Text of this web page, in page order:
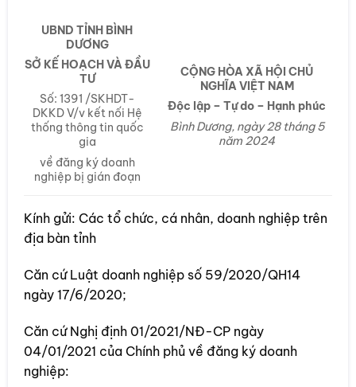
UBND TỈNH BÌNH
DƯƠNG
SỞ KẾ HOẠCH VÀ ĐẦU
TƯ
Số: 1391 /SKHDT-
DKKD V/v kết nối Hệ
thống thông tin quốc
gia
về đăng ký doanh
nghiệp bị gián đoạn
CỘNG HÒA XÃ HỘI CHỦ
NGHĨA VIỆT NAM
Độc lập – Tự do – Hạnh phúc
Bình Dương, ngày 28 tháng 5
năm 2024
Kính gửi: Các tổ chức, cá nhân, doanh nghiệp trên
địa bàn tỉnh
Căn cứ Luật doanh nghiệp số 59/2020/QH14
ngày 17/6/2020;
Căn cứ Nghị định 01/2021/NĐ-CP ngày
04/01/2021 của Chính phủ về đăng ký doanh
nghiệp: